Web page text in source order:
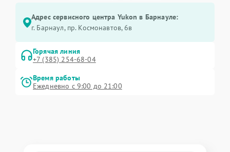
Адрес сервисного центра Yukon в Барнауле:
г. Барнаул, ​пр. Космонавтов, 6в
Горячая линия
+7 (385) 254-68-04
Время работы
Ежедневно с 9:00 до 21:00